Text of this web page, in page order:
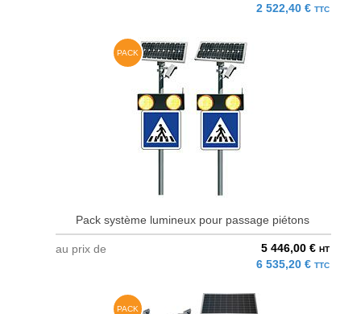
2 522,40 € TTC
PACK
Pack système lumineux pour passage piétons
au prix de 5 446,00 € HT
6 535,20 € TTC
PACK